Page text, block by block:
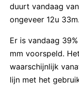
duurt vandaag
ongeveer 12u 33m.
Er is vandaag
mm voorspeld.
waarschijnlijk
lijn met het